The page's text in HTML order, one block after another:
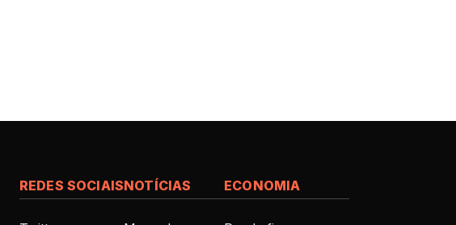
REDES SOCIAISNOTÍCIAS ECONOMIA